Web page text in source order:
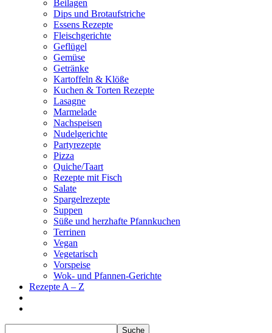
Beilagen
Dips und Brotaufstriche
Essens Rezepte
Fleischgerichte
Geflügel
Gemüse
Getränke
Kartoffeln & Klöße
Kuchen & Torten Rezepte
Lasagne
Marmelade
Nachspeisen
Nudelgerichte
Partyrezepte
Pizza
Quiche/Taart
Rezepte mit Fisch
Salate
Spargelrezepte
Suppen
Süße und herzhafte Pfannkuchen
Terrinen
Vegan
Vegetarisch
Vorspeise
Wok- und Pfannen-Gerichte
Rezepte A – Z